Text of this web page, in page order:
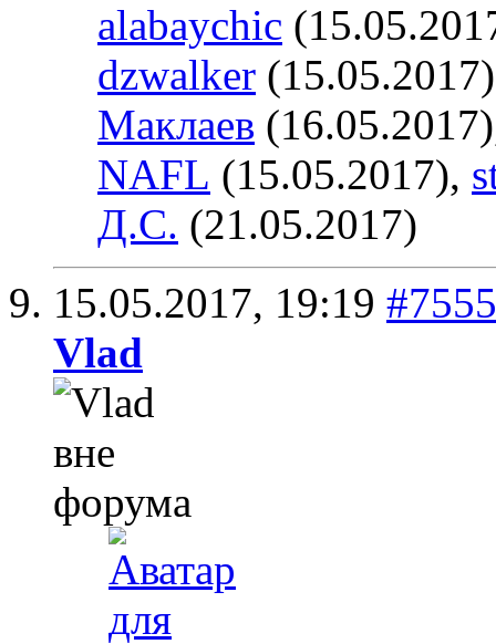
alabaychic
dzwalker
Маклаев
NAFL (15.05.2017),
Д.С. (21.05.2017)
15.05.2017, 19:19 #7555
Vlad